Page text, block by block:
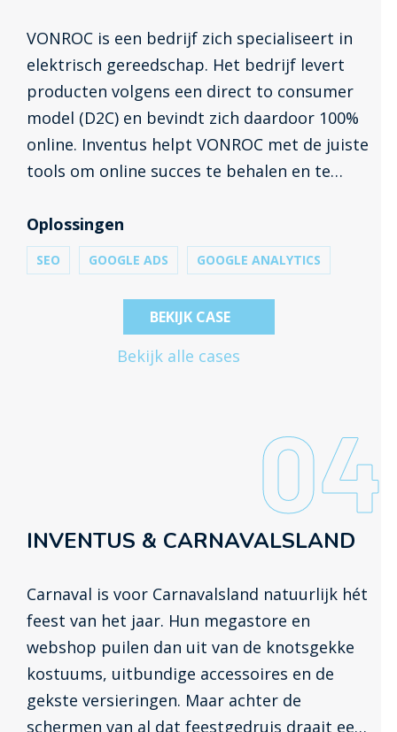
VONROC is een bedrijf zich specialiseert in
elektrisch gereedschap. Het bedrijf levert
producten volgens een direct to consumer
model (D2C) en bevindt zich daardoor 100%
online. Inventus helpt VONROC met de juiste
tools om online succes te behalen en te
producten te lanceren en in meer landen
actief te worden.
Oplossingen
SEO GOOGLE ADS GOOGLE ANALYTICS
BEKIJK CASE
Bekijk alle cases
04
INVENTUS & CARNAVALSLAND
Carnaval is voor Carnavalsland natuurlijk hét
feest van het jaar. Hun megastore en
webshop puilen dan uit van de knotsgekke
kostuums, uitbundige accessoires en de
gekste versieringen. Maar achter de
schermen van al dat feestgedruis draait een